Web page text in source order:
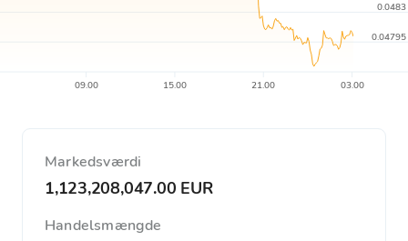
09.00 15.00 21.00 03.00
0.04795
0.0483
Markedsværdi
1,123,208,047.00 EUR
Handelsmængde